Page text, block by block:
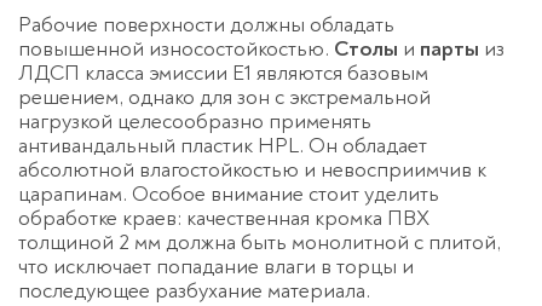
Рабочие поверхности должны обладать
повышенной износостойкостью. Столы и парты из
ЛДСП класса эмиссии Е1 являются базовым
решением, однако для зон с экстремальной
нагрузкой целесообразно применять
антивандальный пластик HPL. Он обладает
абсолютной влагостойкостью и невосприимчив к
царапинам. Особое внимание стоит уделить
обработке краев: качественная кромка ПВХ
толщиной 2 мм должна быть монолитной с плитой,
что исключает попадание влаги в торцы и
последующее разбухание материала.